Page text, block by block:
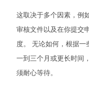
这取决于多个因素，例
审核文件以及在你提交
度。 无论如何，根据
一到三个月或更长时间
须耐心等待。